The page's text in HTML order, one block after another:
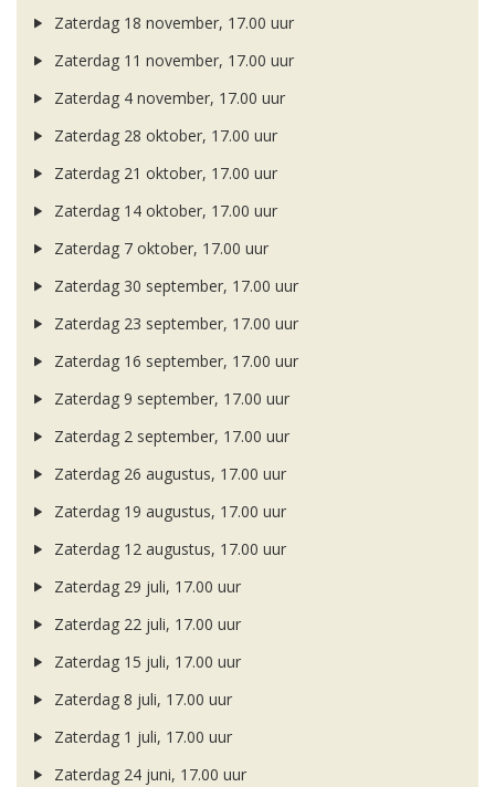
Zaterdag 18 november, 17.00 uur
Zaterdag 11 november, 17.00 uur
Zaterdag 4 november, 17.00 uur
Zaterdag 28 oktober, 17.00 uur
Zaterdag 21 oktober, 17.00 uur
Zaterdag 14 oktober, 17.00 uur
Zaterdag 7 oktober, 17.00 uur
Zaterdag 30 september, 17.00 uur
Zaterdag 23 september, 17.00 uur
Zaterdag 16 september, 17.00 uur
Zaterdag 9 september, 17.00 uur
Zaterdag 2 september, 17.00 uur
Zaterdag 26 augustus, 17.00 uur
Zaterdag 19 augustus, 17.00 uur
Zaterdag 12 augustus, 17.00 uur
Zaterdag 29 juli, 17.00 uur
Zaterdag 22 juli, 17.00 uur
Zaterdag 15 juli, 17.00 uur
Zaterdag 8 juli, 17.00 uur
Zaterdag 1 juli, 17.00 uur
Zaterdag 24 juni, 17.00 uur